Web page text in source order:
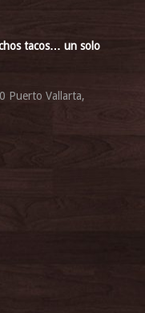
tacos… un solo
Puerto Vallarta,